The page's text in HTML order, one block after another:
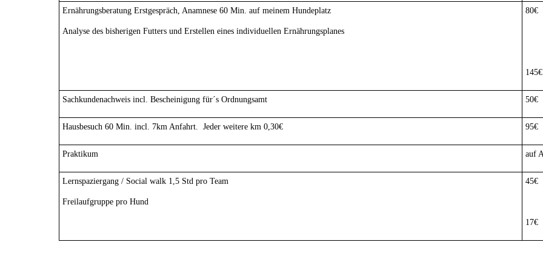
Ernährungsberatung Erstgespräch, Anamnese 60 Min. auf meinem Hundeplatz
Analyse des bisherigen Futters und Erstellen eines individuellen Ernährungsplanes
80€
145€
Sachkundenachweis incl. Bescheinigung für´s Ordnungsamt 50€
Hausbesuch 60 Min. incl. 7km Anfahrt. Jeder weitere km 0,30€ 95€
Praktikum auf
Lernspaziergang / Social walk 1,5 Std pro Team
Freilaufgruppe pro Hund
45€
17€